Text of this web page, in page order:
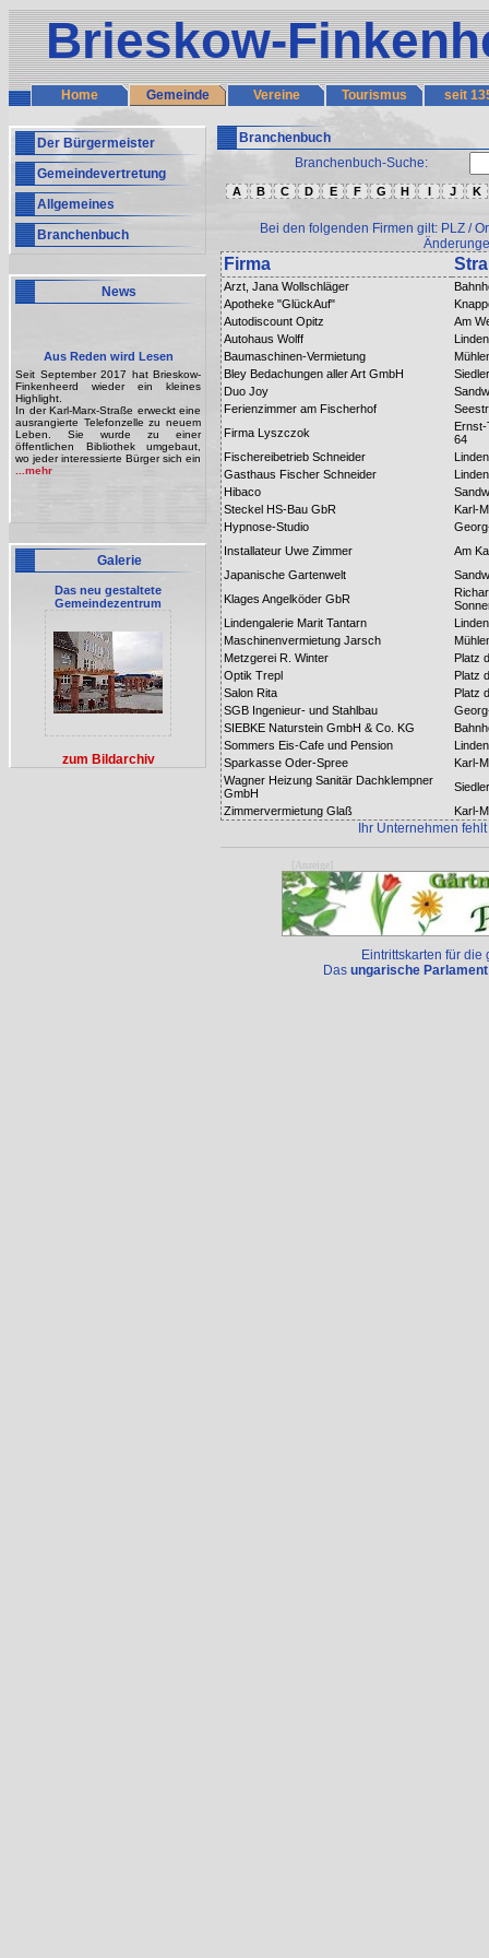
Brieskow-
Home Gemeinde Vereine Tourismus seit
Der Bürgermeister
Gemeindevertretung
Allgemeines
Branchenbuch
News
Aus Reden wird Lesen
Seit September 2017 hat Brieskow-
Finkenheerd wieder ein kleines
Highlight.
In der Karl-Marx-Straße erweckt eine
ausrangierte Telefonzelle zu neuem
Leben. Sie wurde zu einer
öffentlichen Bibliothek umgebaut,
wo jeder interessierte Bürger sich ein
...mehr
Galerie
Das neu gestaltete
Gemeindezentrum
zum Bildarchiv
Branchenbuch
Branchenbuch-Suche:
A B C D E F G H I J K
Bei den folgenden Firmen gilt: PLZ /
Firma
Arzt, Jana Wollschläger
Apotheke "GlückAuf"
Autodiscount Opitz
Am
Autohaus Wolff
Baumaschinen-Vermietung
Bley Bedachungen aller Art GmbH
Duo Joy
Ferienzimmer am Fischerhof
Firma Lyszczok
64
Fischereibetrieb Schneider
Gasthaus Fischer Schneider
Hibaco
Steckel HS-Bau GbR
Karl-
Hypnose-Studio
Installateur Uwe Zimmer
Am
Japanische Gartenwelt
Klages Angelköder GbR
Lindengalerie Marit Tantarn
Maschinenvermietung Jarsch
Metzgerei R. Winter
Platz
Optik Trepl
Platz
Salon Rita
Platz
SGB Ingenieur- und Stahlbau
SIEBKE Naturstein GmbH & Co. KG
Sommers Eis-Cafe und Pension
Sparkasse Oder-Spree
Karl-
Wagner Heizung Sanitär Dachklempner
GmbH
Zimmervermietung Glaß
Karl-
Ihr Unternehmen
[Anzeige]
Eintrittskarten für die
Das ungarische Parlament